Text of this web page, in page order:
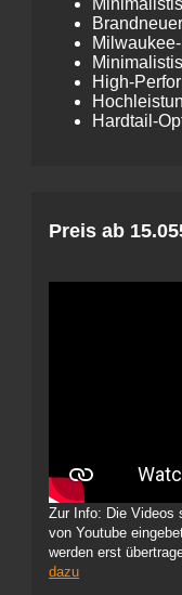
High-
Hardtail-
Preis ab
Zur Info: Die Videos
von Youtube
werden erst
dazu